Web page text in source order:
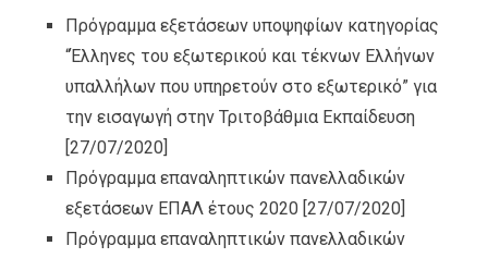
Πρόγραμμα εξετάσεων υποψηφίων κατηγορίας
“Έλληνες του εξωτερικού και τέκνων Ελλήνων
υπαλλήλων που υπηρετούν στο εξωτερικό” για
την εισαγωγή στην Τριτοβάθμια Εκπαίδευση
[27/07/2020]
Πρόγραμμα επαναληπτικών πανελλαδικών
εξετάσεων ΕΠΑΛ έτους 2020 [27/07/2020]
Πρόγραμμα επαναληπτικών πανελλαδικών